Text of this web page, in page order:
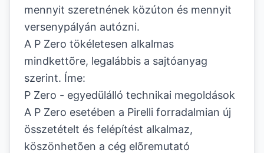
mennyit szeretnének közúton és mennyit
versenypályán autózni.
A P Zero tökéletesen alkalmas
mindkettõre, legalábbis a sajtóanyag
szerint. Íme:
P Zero - egyedülálló technikai megoldások
A P Zero esetében a Pirelli forradalmian új
összetételt és felépítést alkalmaz,
köszönhetõen a cég elõremutató